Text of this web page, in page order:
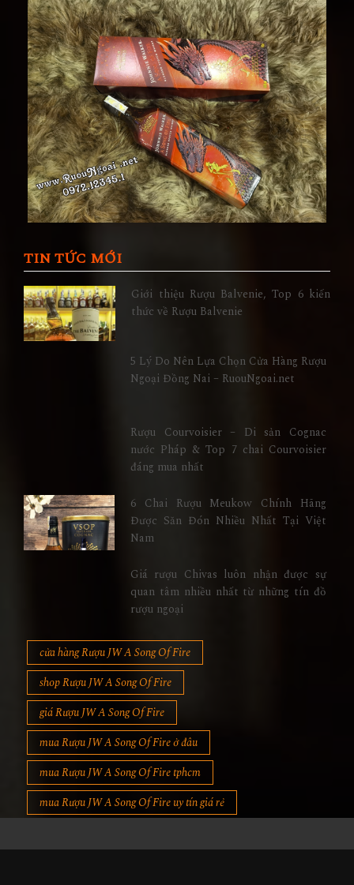
TIN TỨC MỚI
Giới thiệu Rượu Balvenie, Top 6 kiến
thức về Rượu Balvenie
5 Lý Do Nên Lựa Chọn Cửa Hàng Rượu
Ngoại Đồng Nai – RuouNgoai.net
Rượu Courvoisier – Di sản Cognac
nước Pháp & Top 7 chai Courvoisier
đáng mua nhất
6 Chai Rượu Meukow Chính Hãng
Được Săn Đón Nhiều Nhất Tại Việt
Nam
Giá rượu Chivas luôn nhận được sự
quan tâm nhiều nhất từ những tín đồ
rượu ngoại
cửa hàng Rượu JW A Song Of Fire
shop Rượu JW A Song Of Fire
giá Rượu JW A Song Of Fire
mua Rượu JW A Song Of Fire ở đâu
mua Rượu JW A Song Of Fire tphcm
mua Rượu JW A Song Of Fire uy tín giá rẻ